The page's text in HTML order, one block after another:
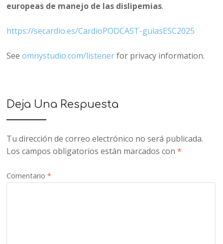
europeas de manejo de las dislipemias.
https://secardio.es/CardioPODCAST-guiasESC2025
Seeomnystudio.com/listenerfor privacy information.
Deja Una Respuesta
Tu dirección de correo electrónico no será publicada.
Los campos obligatorios están marcados con*
Comentario*